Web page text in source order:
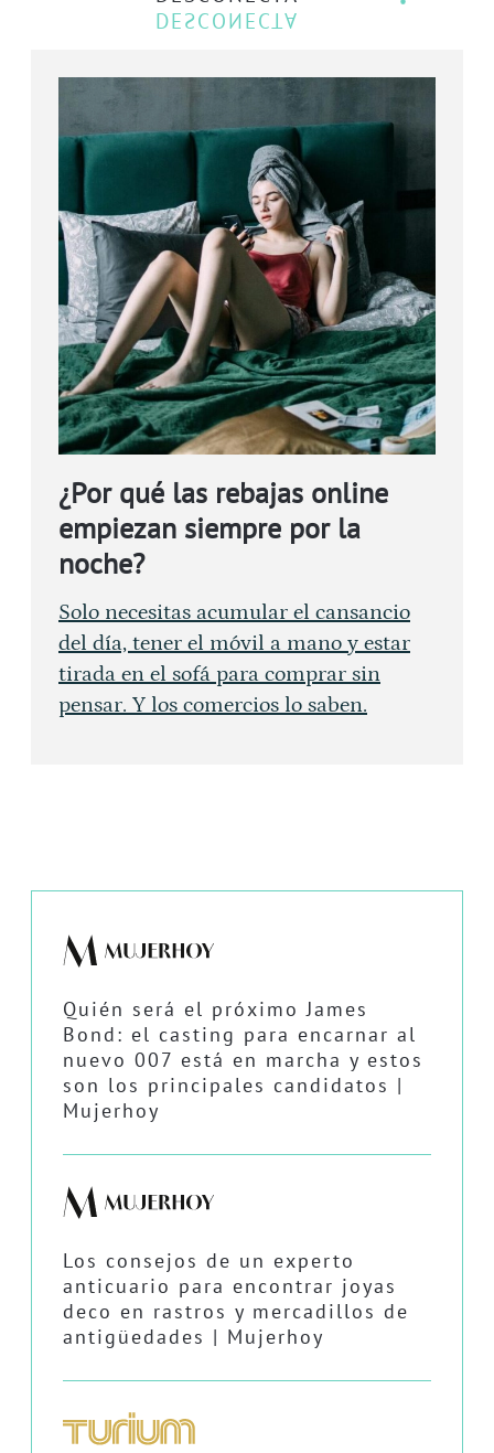
¿Por qué las rebajas online
empiezan siempre por la
noche?
Solo necesitas acumular el cansancio
del día, tener el móvil a mano y estar
tirada en el sofá para comprar sin
pensar. Y los comercios lo saben.
Quién será el próximo James
Bond: el casting para encarnar al
nuevo 007 está en marcha y estos
son los principales candidatos |
Mujerhoy
Los consejos de un experto
anticuario para encontrar joyas
deco en rastros y mercadillos de
antigüedades | Mujerhoy